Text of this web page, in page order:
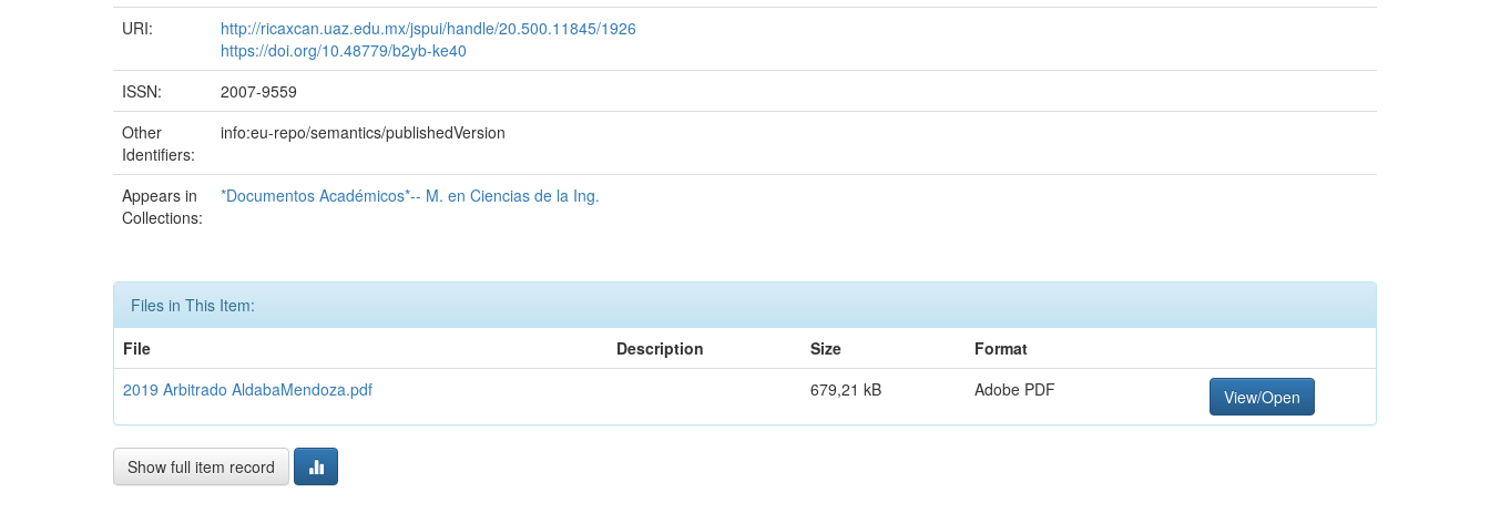
URI:
http://ricaxcan.uaz.edu.mx/jspui/handle/20.500.11845/1926
https://doi.org/10.48779/b2yb-ke40
ISSN:
2007-9559
Other
Identifiers:
info:eu-repo/semantics/publishedVersion
Appears in
Collections:
*Documentos Académicos*-- M. en Ciencias de la Ing.
Files in This Item:
File
Description Size
Format
2019 Arbitrado AldabaMendoza.pdf
679,21 kB Adobe PDF View/Open
Show full item record